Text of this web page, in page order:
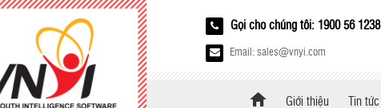
Gọi cho chúng tôi: 1900 56 1238
Email: sales@vnyi.com
Giới thiệu Tin tức